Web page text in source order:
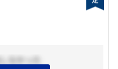
なかった